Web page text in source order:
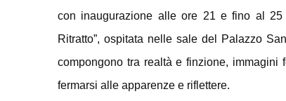
con inaugurazione alle ore 21 e fino al
Ritratto”, ospitata nelle sale del Palazzo
compongono tra realtà e finzione, immagini
fermarsi alle apparenze e riflettere.